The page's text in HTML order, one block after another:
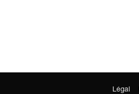
Légal